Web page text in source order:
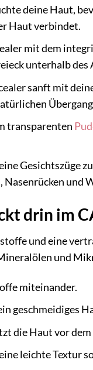
deine Haut,
Haut verbindet.
mit dem
unterhalb des
sanft mit
transparenten
Gesichtszüge
und
drin im
und eine
und
miteinander.
geschmeidiges
die Haut vor
leichte Textur